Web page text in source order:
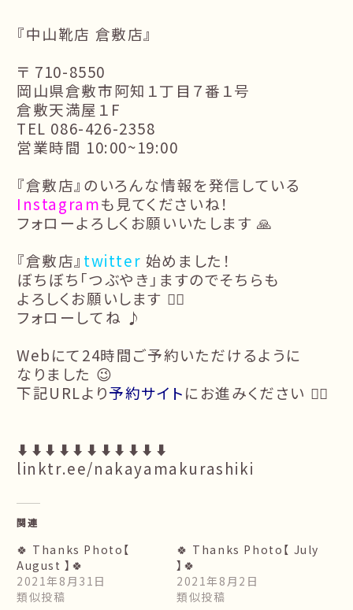
『中山靴店 倉敷店』
〒 710-8550
岡山県倉敷市阿知１丁目７番１号
倉敷天満屋１F
TEL 086-426-2358
営業時間 10:00~19:00
『倉敷店』のいろんな情報を発信している
Instagramも見てくださいね！
フォローよろしくお願いいたします 🙏
『倉敷店』 twitter 始めました！
ぼちぼち「つぶやき」ますのでそちらも
よろしくお願いします 🙇‍♂️
フォローしてね ♪
Webにて24時間ご予約いただけるように
なりました 😉
下記URLより予約サイトにお進みください 🙇‍♀️
⬇️⬇️⬇️⬇️⬇️⬇️⬇️⬇️⬇️⬇️⬇️
linktr.ee/nakayamakurashiki
関連
🍀 Thanks Photo【
August 】🍀
2021年8月31日
類似投稿
🍀 Thanks Photo【 July
】🍀
2021年8月2日
類似投稿